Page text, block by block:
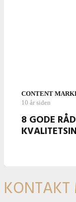
CONTENT
10 år siden
8 GODE